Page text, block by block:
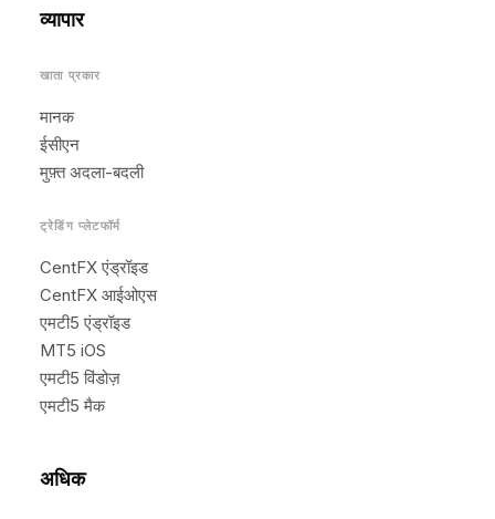
व्यापार
खाता प्रकार
मानक
ईसीएन
मुफ़्त अदला-बदली
ट्रेडिंग प्लेटफॉर्म
CentFX एंड्रॉइड
CentFX आईओएस
एमटी5 एंड्रॉइड
MT5 iOS
एमटी5 विंडोज़
एमटी5 मैक
अधिक